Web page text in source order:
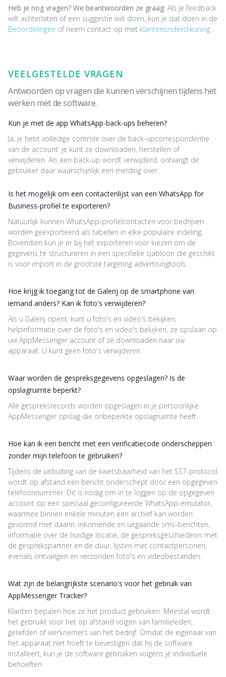
Heb je nog vragen? We beantwoorden ze graag: Als je feedback
wilt achterlaten of een suggestie wilt doen, kun je dat doen in de
Beoordelingen of neem contact op met klantenondersteuning .
VEELGESTELDE VRAGEN
Antwoorden op vragen die kunnen verschijnen tijdens het
werken met de software.
Kun je met de app WhatsApp-back-ups beheren?
Ja, je hebt volledige controle over de back-upcorrespondentie
van de account: je kunt ze downloaden, herstellen of
verwijderen. Als een back-up wordt verwijderd, ontvangt de
gebruiker daar waarschijnlijk een melding over.
Is het mogelijk om een contactenlijst van een WhatsApp for
Business-profiel te exporteren?
Natuurlijk kunnen WhatsApp-profielcontacten voor bedrijven
worden geëxporteerd als tabellen in elke populaire indeling.
Bovendien kun je er bij het exporteren voor kiezen om de
gegevens te structureren in een specifieke sjabloon die geschikt
is voor import in de grootste targeting advertisingtools.
Hoe krijg ik toegang tot de Galerij op de smartphone van
iemand anders? Kan ik foto's verwijderen?
Als u Galerij opent, kunt u foto's en video's bekijken,
helpinformatie over de foto's en video's bekijken, ze opslaan op
uw AppMessenger account of ze downloaden naar uw
apparaat. U kunt geen foto's verwijderen.
Waar worden de gespreksgegevens opgeslagen? Is de
opslagruimte beperkt?
Alle gespreksrecords worden opgeslagen in je persoonlijke
AppMessenger opslag die onbeperkte opslagruimte heeft.
Hoe kan ik een bericht met een verificatiecode onderscheppen
zonder mijn telefoon te gebruiken?
Tijdens de uitbuiting van de kwetsbaarheid van het SS7-protocol
wordt op afstand een bericht onderschept door een opgegeven
telefoonnummer. Dit is nodig om in te loggen op de opgegeven
account op een speciaal geconfigureerde WhatsApp-emulator,
waarmee binnen enkele minuten een archief kan worden
gevormd met daarin: inkomende en uitgaande sms-berichten,
informatie over de huidige locatie, de gespreksgeschiedenis met
de gesprekspartner en de duur, lijsten met contactpersonen,
evenals ontvangen en verzonden foto's en videobestanden.
Wat zijn de belangrijkste scenario's voor het gebruik van
AppMessenger Tracker?
Klanten bepalen hoe ze het product gebruiken. Meestal wordt
het gebruikt voor het op afstand volgen van familieleden,
geliefden of werknemers van het bedrijf. Omdat de eigenaar van
het apparaat niet hoeft te bevestigen dat hij de software
installeert, kun je de software gebruiken volgens je individuele
behoeften.